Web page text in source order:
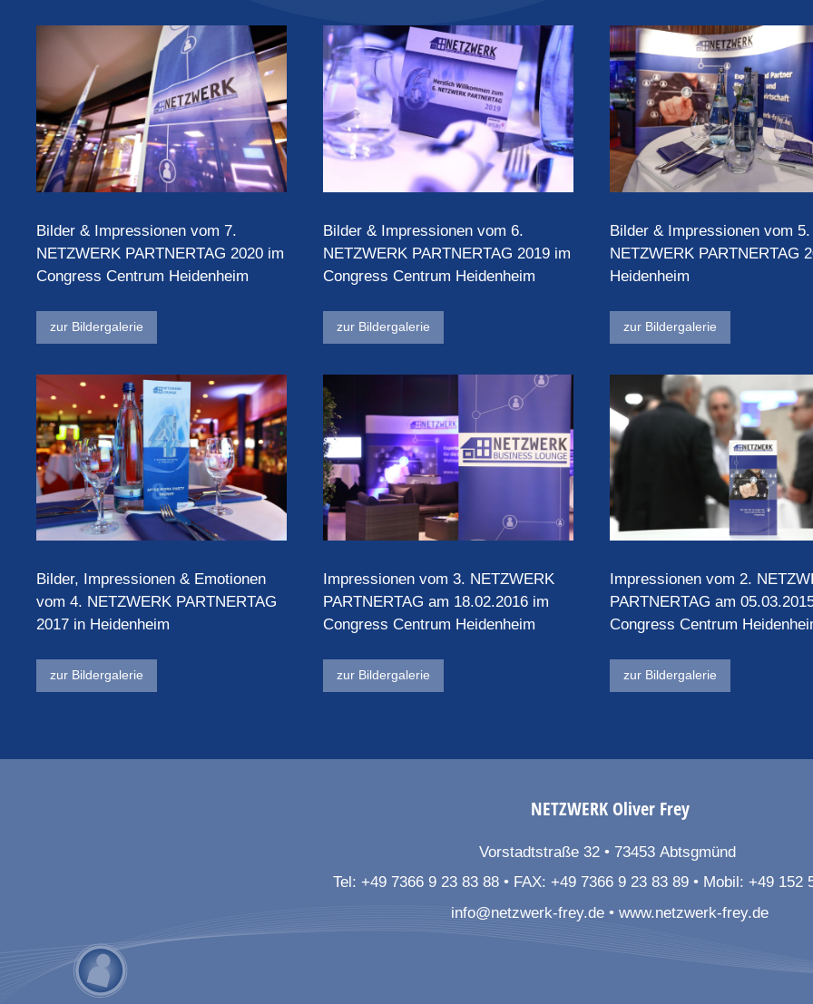
Bilder & Impressionen vom 7.
NETZWERK PARTNERTAG 2020 im
Congress Centrum Heidenheim
zur Bildergalerie
Bilder & Impressionen vom 6.
NETZWERK PARTNERTAG 2019 im
Congress Centrum Heidenheim
zur Bildergalerie
Bilder & Impressionen vom 5.
NETZWERK PARTNERTAG
Heidenheim
zur Bildergalerie
Bilder, Impressionen & Emotionen
vom 4. NETZWERK PARTNERTAG
2017 in Heidenheim
zur Bildergalerie
Impressionen vom 3. NETZWERK
PARTNERTAG am 18.02.2016 im
Congress Centrum Heidenheim
zur Bildergalerie
Impressionen vom 2.
PARTNERTAG am
Congress Centrum
zur Bildergalerie
NETZWERKOliver Frey
Vorstadtstraße 32 73453 Abtsgmünd
Tel: +49 7366 9 23 83 88 FAX: +49 7366 9 23 83 89 Mobil: +49 152
info@netzwerk-frey.de
www.netzwerk-frey.de